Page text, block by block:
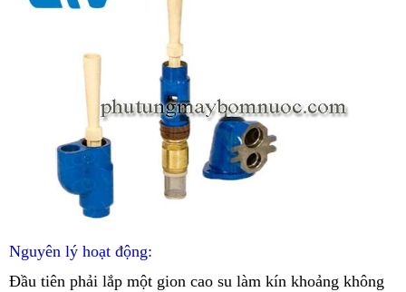
Nguyên lý hoạt động:
Đầu tiên phải lắp một gion cao su làm kín khoảng không